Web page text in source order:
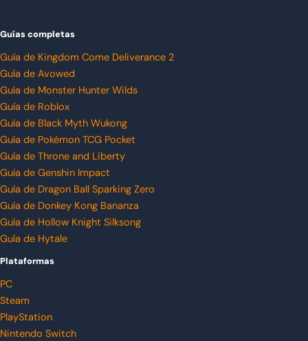
Guías completas
Guía de Kingdom Come Deliverance 2
Guía de Avowed
Guía de Monster Hunter Wilds
Guía de Roblox
Guía de Black Myth Wukong
Guía de Pokémon TCG Pocket
Guía de Throne and Liberty
Guía de Genshin Impact
Guía de Dragon Ball Sparking Zero
Guía de Donkey Kong Bananza
Guía de Hollow Knight Silksong
Guía de Hytale
Plataformas
PC
Steam
PlayStation
Nintendo Switch